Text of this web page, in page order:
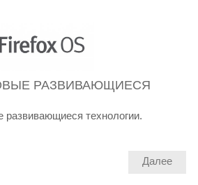
РАЗВИВАЮЩИЕСЯ
развивающиеся технологии.
Далее